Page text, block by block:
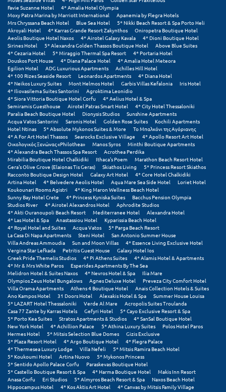
Πάτμος
Πάτρα
Παύλιανη
Πειραιάς
Πελοπόννησος
Πήλιο
Πιερία
Πλαταμώνας
Πλύτρα Λακωνίας
Πόρος
Πόρτο Χέλι
Πρέβεζα
Πύλος
Πύργος
Ρ
Ρέθυμνο
Ρίο
Ρόδος
Σ
Σαλαμίνα
Favie Suzanne Hotel
4* Amalia Hotel Olympia
Moxy Patra Marina by Marriott International
Apanemia by Flegra Hotels
Mrs Chryssana Beach Hotel
Blue Sea Hotel
5* Nikki Beach Resort & Spa Porto Heli
Akroyali Hotel
4* Karras Grande Resort Zakynthos
Oniropetra Boutique Hotel
Aeolis Boutique Hotel Naxos
4* Airotel Galaxy Kavala
4* Dioni Boutique Hotel
Sirines Hotel
5* Alexandra Golden Thassos Boutique Hotel
Above Blue Suites
4* Cezaria Hotel
5* Miraggio Thermal Spa Resort
4* Portaria Hotel
Douskos Port House
4* Diana Palace Hotel
4* Amalia Hotel Meteora
Egilion Hotel
ADG Luxurious Apartments
Achilles Hill Hotel
4* 100 Rizes Seaside Resort
Leonardos Apartments
4* Diana Hotel
4* Neikos Luxury Suites
Mont Helmos Hotel Garbis Villas Kefalonia
Iris Hotel
4* Iliovasilema Suites Santorini
Agroktima Leonidio
4* Siora Vittoria Boutique Hotel Corfu
4* Aelius Hotel & Spa
Semiramis Guesthouse
Airotel Patras Smart Hotel
4* City Hotel Thessaloniki
Paralia Beach Boutique Hotel
Dionysis Studios
Sunshine Apartments
Acqua Vatos Santorini
Saronis Hotel Golden Rose Suites
Kochili Apartments
Hotel Ntinas
5* Absolute Mykonos Suites & More
Το Μπαλκόνι της Αγόριανης
4* A For Art Hotel Thassos
Searocks Exclusive Village
4* Apollo Resort Art Hotel
Οικολογικός Ξενώνας «Philothea»
Manos Syros
Minthi Boutique Apartments
4* Alexandra Beach Thassos Spa Resort
Acrothea Perdika
Mirabilia Boutique Hotel Chalkidiki
Ithaca's Poem
Marathon Beach Resort Hotel
Gera's Olive Grove (Elaionas Tis Geras)
Skiathos Living
5* Princess Resort Skiathos
Racconto Boutique Design Hotel
Galaxy Art Hotel
4* Core Hotel Chalkidiki
Artina Hotel
4* Belvedere Aeolis Hotel Aqua Mare Sea Side Hotel
Loriet Hotel
Koukounari Rooms Agistri
4* King Maron Wellness Beach Hotel
Sunny Bay Hotel Crete
4* Princess Kyniska Suites
Bacchus Pension Olympia
Studios River
4* Airotel Alexandros Hotel
Aphrodite Studios
4* Akti Ouranoupoli Beach Resort
Mediterranee Hotel
Alexandra Hotel
4* Las Hotel & Spa
Anastassiou Hotel
Kyparissia Beach Hotel
4* Royal Hotel and Suites
Acqua Vatos
5* Parga Beach Resort
La Casa Di Napa Apartments
Steni Hotel
San Antonio Summer House
Villa Andreas Ammoudia
Sun and Moon Villas
4* Essence Living Exclusive Hotel
Vergina Star Lefkada
Petritis Guest House
Galaxy Hotel Ios
Greek Pride Themelis Studios
4* Pi Athens Suites
4* Alamis Hotel & Apartments
4* Mr & Mrs White Paros
Esperides Apartments By The Sea
Melidron Hotel & Suites Naxos
4* Nevros Hotel & Spa
Ilia Mare
Olympios Zeus Hotel Bungalows
Agnes Deluxe Hotel
Preveza City Comfort Hotel
Villa Orama Apartments
Athens 4 Boutique Hotel
Anais Collection Hotels & Suites
Ano Kampos Hotel
31 Doors Hotel Alexakis Hotel & Spa
Summer House Louisa
5* LAZART Hotel Thessaloniki
Verde Al Mare
Acropolis Suites Troulanda
Casa 77 Zante by Karras Hotels
Gefyri Hotel
5* Cayo Exclusive Resort & Spa
5* Porto Kea Suites
Stratos Apartments & Studios
4* SanSal Boutique Hotel
New York Hotel
4* Achillion Palace 5* Athina Luxury Suites
Polos Hotel Paros
Hermes Hotel
5* Mitsis Selection Blue Domes
Gizis Exclusive
5* Plaza Resort Hotel
4* Argo Boutique Hotel
4* Flegra Palace
4* Thermesea Luxury Lodge
Villa Nefeli
5* Mitsis Ramira Beach Hotel
5* Koukoumi Hotel
Artina Nuovo
5* Mykonos Princess
5* Sentido Apollo Palace Corfu
Paraskevas Boutique Hotel
5* Castello Boutique Resort & Spa
4* Harma Boutique Hotel
Makis Inn Resort
Anasa Corfu
Eri Studios 5* Almyros Beach Resort & Spa
Naxos Beach Hotel
Hippocampus Hotel
4* Kos Aktis Art Hotel
4* Canvas by Mitsis Family Village